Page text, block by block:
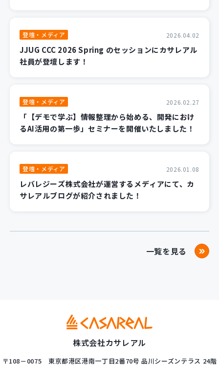
登壇・メディア 2026.04.02
JJUG CCC 2026 Spring のセッションにカサレアル
社員が登壇します！
登壇・メディア 2026.02.27
「【デモで学ぶ】情報整理から始める、開発におけ
るAI活用の第一歩」セミナーを開催いたしました！
登壇・メディア 2026.01.08
レバレジーズ株式会社が運営するメディアにて、カ
サレアルブログが紹介されました！
一覧を見る
株式会社カサレアル
〒108－0075 東京都港区港南一丁目2番70号 品川シーズンテラス 24階